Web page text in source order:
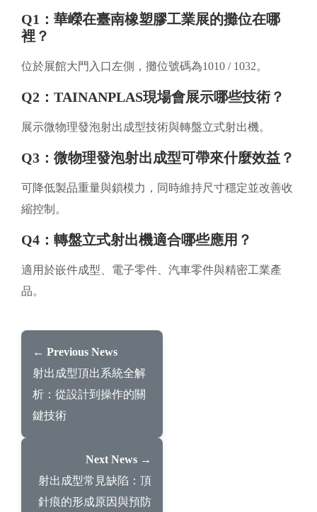
Q1：華嶸在臺南橡塑膠工業展的攤位在哪
裡？
位於展館大門入口左側，攤位號碼為1010 / 1032。
Q2：TAINANPLAS現場會展示哪些技術？
展示微物理發泡射出成型技術與轉盤立式射出機。
Q3：微物理發泡射出成型可帶來什麼效益？
可降低製品重量與鎖模力，同時維持尺寸穩定並改善收
縮控制。
Q4：轉盤立式射出機適合哪些應用？
適用於嵌件成型、電子零件、汽車零件與精密工業產
品。
← Previous News
射出成型頂出系統全解
析：從設計到操作的關
鍵技術
Next News →
射出成型常見缺陷：頂
針痕的形成原因與預防